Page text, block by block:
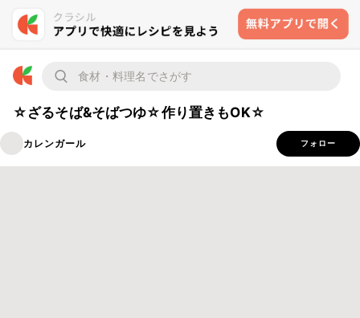
☆ざるそば&そばつゆ☆作り置きもOK☆
カレンガール フォロー